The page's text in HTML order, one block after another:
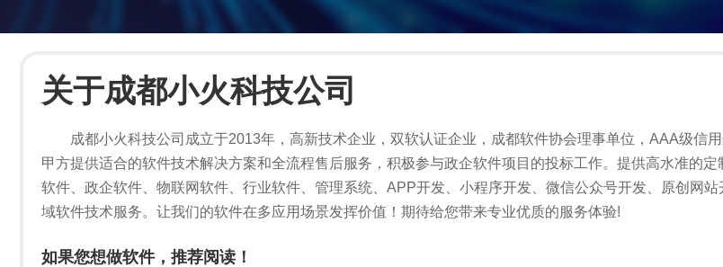
关于成都小火科技公司
成都小火科技公司成立于2013年，高新技术企业，双软认证企业，成都软件协会理事单位，AAA级信
甲方提供适合的软件技术解决方案和全流程售后服务，积极参与政企软件项目的投标工作。提供高水准的定
软件、政企软件、物联网软件、行业软件、管理系统、APP开发、小程序开发、微信公众号开发、原创网站
域软件技术服务。让我们的软件在多应用场景发挥价值！期待给您带来专业优质的服务体验!
如果您想做软件，推荐阅读！